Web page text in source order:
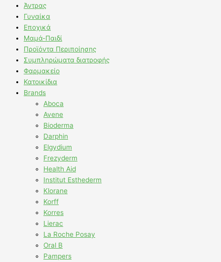
Άντρας
Γυναίκα
Εποχικά
Μαμά-Παιδί
Προϊόντα Περιποίησης
Συμπληρώματα διατροφής
Φαρμακείο
Κατοικίδια
Brands
Aboca
Avene
Bioderma
Darphin
Elgydium
Frezyderm
Health Aid
Institut Esthederm
Klorane
Korff
Korres
Lierac
La Roche Posay
Oral B
Pampers